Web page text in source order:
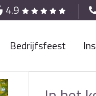
4.9
Bedrijfsfeest